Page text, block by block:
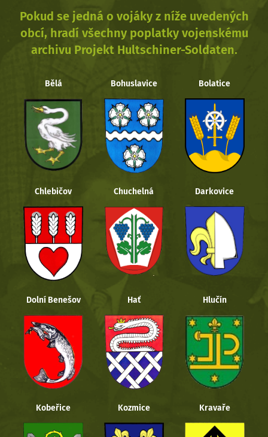
Pokud se jedná o vojáky z níže uvedených
obcí, hradí všechny poplatky vojenskému
archivu Projekt Hultschiner-Soldaten.
Bělá Bohuslavice Bolatice
Chlebičov Chuchelná Darkovice
Dolní Benešov Hať Hlučín
Kobeřice Kozmice Kravaře